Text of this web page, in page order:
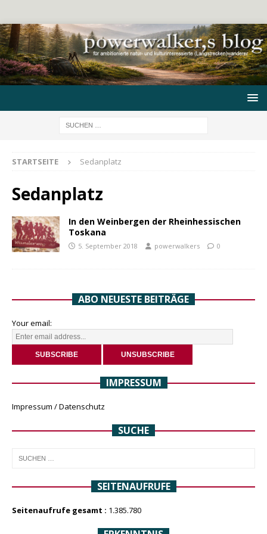
STARTSEITE Sedanplatz
Sedanplatz
In den Weinbergen der Rheinhessischen
Toskana
5. September 2018 powerwalkers 0
ABO NEUESTE BEITRÄGE
Your email:
IMPRESSUM
Impressum / Datenschutz
SUCHE
SEITENAUFRUFE
Seitenaufrufe gesamt : 1.385.780